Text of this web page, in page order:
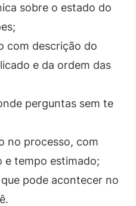
sobre o estado do
com descrição do
e da ordem das
perguntas sem te
no processo, com
tempo estimado;
pode acontecer no